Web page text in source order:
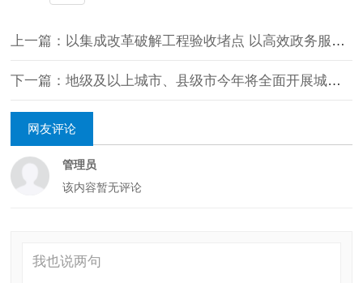
上一篇：以集成改革破解工程验收堵点 以高效政务服务赋能高质量发展 ——建设项目联合验收“一件事”新规观察
下一篇：地级及以上城市、县级市今年将全面开展城市体检
网友评论
管理员
该内容暂无评论